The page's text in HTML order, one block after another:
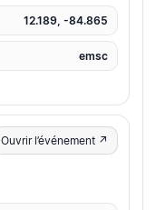
12.189, -84.865
emsc
Ouvrir l’événement ↗